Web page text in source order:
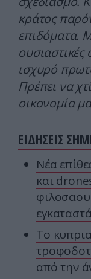
κράτος
επιδόματα.
ισχυρό
Πρέπει να
οικονομία
ΕΙΔΗΣΕΙΣ
Νέα
και
Το
από την